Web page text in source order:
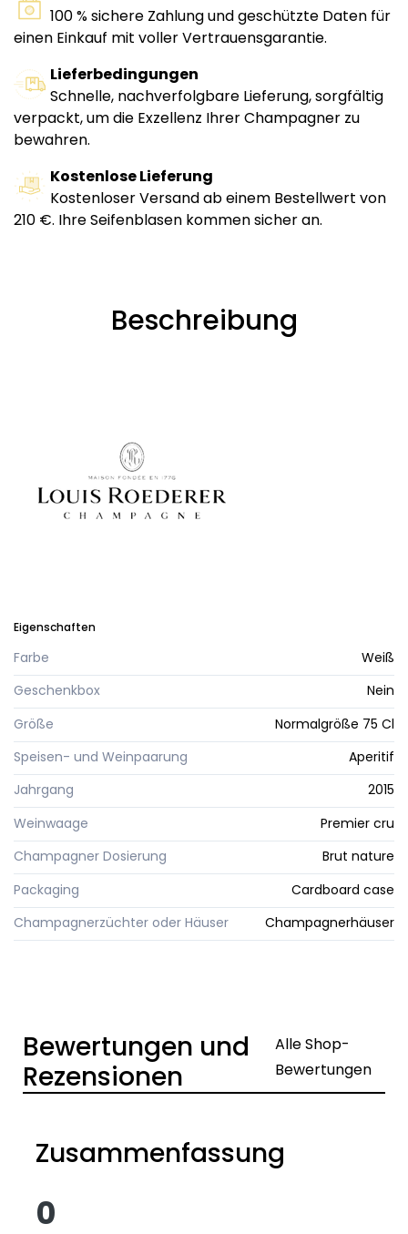
100 % sichere Zahlung und geschützte Daten für
einen Einkauf mit voller Vertrauensgarantie.
Lieferbedingungen
Schnelle, nachverfolgbare Lieferung, sorgfältig
verpackt, um die Exzellenz Ihrer Champagner zu
bewahren.
Kostenlose Lieferung
Kostenloser Versand ab einem Bestellwert von
210 €. Ihre Seifenblasen kommen sicher an.
Beschreibung
Eigenschaften
Farbe
Weiß
Geschenkbox
Nein
Größe
Normalgröße 75 Cl
Speisen- und Weinpaarung
Aperitif
Jahrgang
2015
Weinwaage
Premier cru
Champagner Dosierung
Brut nature
Packaging
Cardboard case
Champagnerzüchter oder Häuser
Champagnerhäuser
Bewertungen und
Rezensionen
Alle Shop-
Bewertungen
Zusammenfassung
0